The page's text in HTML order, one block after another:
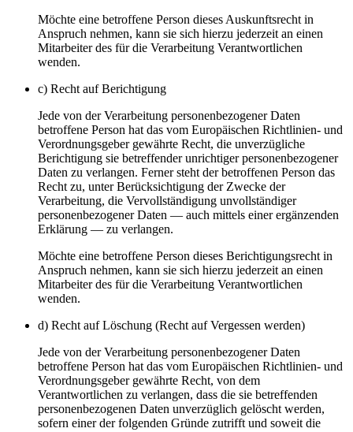
Möchte eine betroffene Person dieses Auskunftsrecht in
Anspruch nehmen, kann sie sich hierzu jederzeit an einen
Mitarbeiter des für die Verarbeitung Verantwortlichen
wenden.
c) Recht auf Berichtigung
Jede von der Verarbeitung personenbezogener Daten
betroffene Person hat das vom Europäischen Richtlinien- und
Verordnungsgeber gewährte Recht, die unverzügliche
Berichtigung sie betreffender unrichtiger personenbezogener
Daten zu verlangen. Ferner steht der betroffenen Person das
Recht zu, unter Berücksichtigung der Zwecke der
Verarbeitung, die Vervollständigung unvollständiger
personenbezogener Daten — auch mittels einer ergänzenden
Erklärung — zu verlangen.
Möchte eine betroffene Person dieses Berichtigungsrecht in
Anspruch nehmen, kann sie sich hierzu jederzeit an einen
Mitarbeiter des für die Verarbeitung Verantwortlichen
wenden.
d) Recht auf Löschung (Recht auf Vergessen werden)
Jede von der Verarbeitung personenbezogener Daten
betroffene Person hat das vom Europäischen Richtlinien- und
Verordnungsgeber gewährte Recht, von dem
Verantwortlichen zu verlangen, dass die sie betreffenden
personenbezogenen Daten unverzüglich gelöscht werden,
sofern einer der folgenden Gründe zutrifft und soweit die